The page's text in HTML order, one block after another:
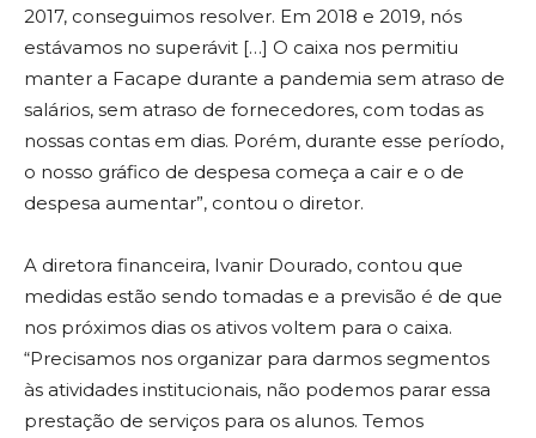
2017, conseguimos resolver. Em 2018 e 2019, nós
estávamos no superávit […] O caixa nos permitiu
manter a Facape durante a pandemia sem atraso de
salários, sem atraso de fornecedores, com todas as
nossas contas em dias. Porém, durante esse período,
o nosso gráfico de despesa começa a cair e o de
despesa aumentar”, contou o diretor.
A diretora financeira, Ivanir Dourado, contou que
medidas estão sendo tomadas e a previsão é de que
nos próximos dias os ativos voltem para o caixa.
“Precisamos nos organizar para darmos segmentos
às atividades institucionais, não podemos parar essa
prestação de serviços para os alunos. Temos